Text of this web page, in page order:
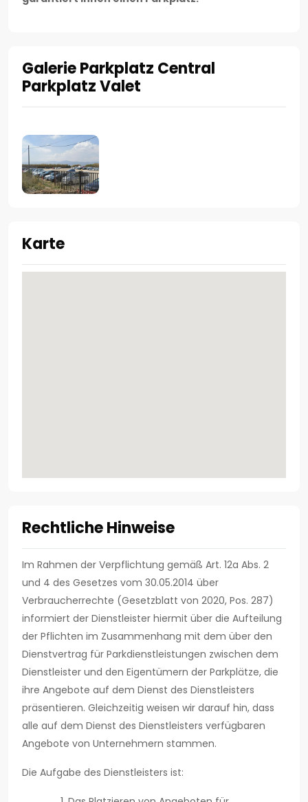
Galerie Parkplatz Central
Parkplatz Valet
Karte
Rechtliche Hinweise
Im Rahmen der Verpflichtung gemäß Art. 12a Abs. 2
und 4 des Gesetzes vom 30.05.2014 über
Verbraucherrechte (Gesetzblatt von 2020, Pos. 287)
informiert der Dienstleister hiermit über die Aufteilung
der Pflichten im Zusammenhang mit dem über den
Dienstvertrag für Parkdienstleistungen zwischen dem
Dienstleister und den Eigentümern der Parkplätze, die
ihre Angebote auf dem Dienst des Dienstleisters
präsentieren. Gleichzeitig weisen wir darauf hin, dass
alle auf dem Dienst des Dienstleisters verfügbaren
Angebote von Unternehmern stammen.
Die Aufgabe des Dienstleisters ist: